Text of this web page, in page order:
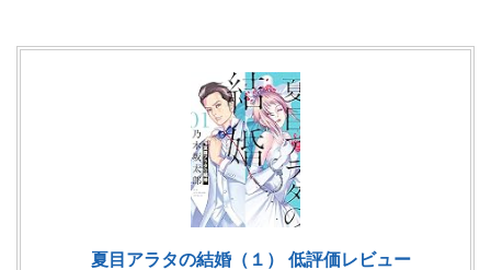
夏目アラタの結婚（１） 低評価レビュー